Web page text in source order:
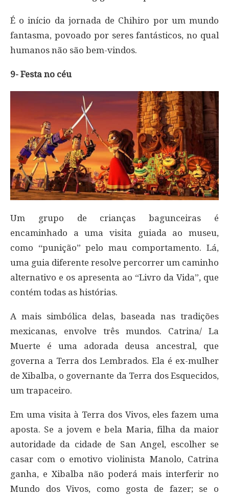
É o início da jornada de Chihiro por um mundo
fantasma, povoado por seres fantásticos, no qual
humanos não são bem-vindos.
9- Festa no céu
Um grupo de crianças bagunceiras é
encaminhado a uma visita guiada ao museu,
como “punição” pelo mau comportamento. Lá,
uma guia diferente resolve percorrer um caminho
alternativo e os apresenta ao “Livro da Vida”, que
contém todas as histórias.
A mais simbólica delas, baseada nas tradições
mexicanas, envolve três mundos. Catrina/ La
Muerte é uma adorada deusa ancestral, que
governa a Terra dos Lembrados. Ela é ex-mulher
de Xibalba, o governante da Terra dos Esquecidos,
um trapaceiro.
Em uma visita à Terra dos Vivos, eles fazem uma
aposta. Se a jovem e bela Maria, filha da maior
autoridade da cidade de San Angel, escolher se
casar com o emotivo violinista Manolo, Catrina
ganha, e Xibalba não poderá mais interferir no
Mundo dos Vivos, como gosta de fazer; se o